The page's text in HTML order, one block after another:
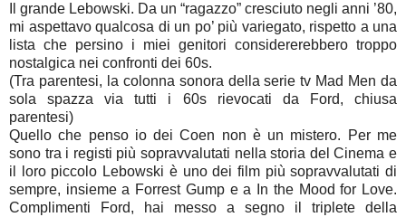
Il grande Lebowski. Da un “ragazzo” cresciuto negli anni ’80,
mi aspettavo qualcosa di un po’ più variegato, rispetto a una
lista che persino i miei genitori considererebbero troppo
nostalgica nei confronti dei 60s.
(Tra parentesi, la colonna sonora della serie tv Mad Men da
sola spazza via tutti i 60s rievocati da Ford, chiusa
parentesi)
Quello che penso io dei Coen non è un mistero. Per me
sono tra i registi più sopravvalutati nella storia del Cinema e
il loro piccolo Lebowski è uno dei film più sopravvalutati di
sempre, insieme a Forrest Gump e a In the Mood for Love.
Complimenti Ford, hai messo a segno il triplete della